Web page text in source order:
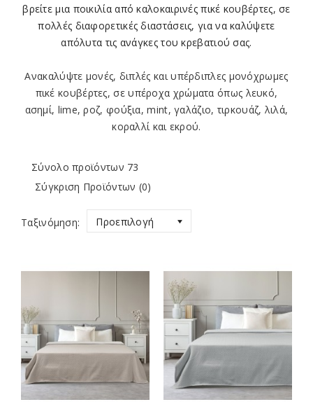
βρείτε μια ποικιλία απόκαλοκαιρινέςπικέ κουβέρτες, σε
πολλές διαφορετικέςδιαστάσεις, για να καλύψετε
απόλυτα τις ανάγκες του κρεβατιού σας.
Ανακαλύψτε μονές, διπλές καιυπέρδιπλες μονόχρωμες
πικέ κουβέρτες, σε υπέροχα χρώματα όπως λευκό,
ασημί, lime, ροζ, φούξια, mint, γαλάζιο, τιρκουάζ, λιλά,
κοραλλί και εκρού.
Σύνολο προϊόντων 73
Σύγκριση Προϊόντων (0)
Ταξινόμηση: Προεπιλογή